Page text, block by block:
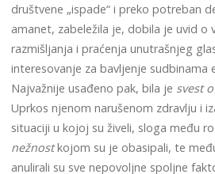
društvene „ispade“ i preko potreban
amanet, zabeležila je, dobila je uvid o
razmišljanja i praćenja unutrašnjeg
interesovanje za bavljenje sudbinama
Najvažnije usađeno pak, bila je svest
Uprkos njenom narušenom zdravlju i
situaciji u kojoj su živeli, sloga među
nežnostkojom su je obasipali, te
anulirali su sve nepovoljne spoljne